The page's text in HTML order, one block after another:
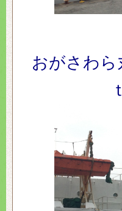
おがさわ